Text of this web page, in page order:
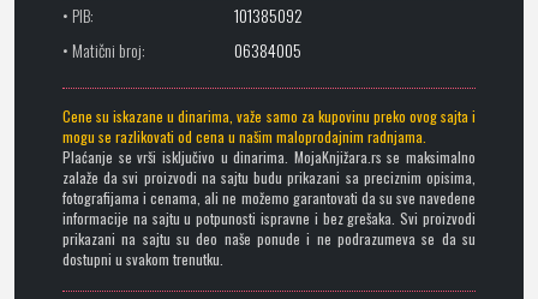
• PIB:
101385092
• Matični broj:
06384005
Cene su iskazane u dinarima, važe samo za kupovinu preko ovog sajta i
mogu se razlikovati od cena u našim maloprodajnim radnjama.
Plaćanje se vrši isključivo u dinarima. MojaKnjižara.rs se maksimalno
zalaže da svi proizvodi na sajtu budu prikazani sa preciznim opisima,
fotografijama i cenama, ali ne možemo garantovati da su sve navedene
informacije na sajtu u potpunosti ispravne i bez grešaka. Svi proizvodi
prikazani na sajtu su deo naše ponude i ne podrazumeva se da su
dostupni u svakom trenutku.